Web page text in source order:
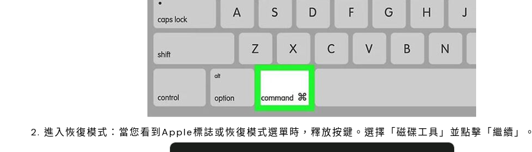
進入恢復模式：當您看到Apple標誌或恢復模式選單時，釋放按鍵。選擇「磁碟工具」並點擊「繼續」。